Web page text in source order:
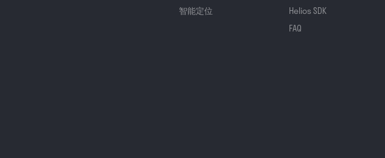
智能定位
Helios SDK
FAQ